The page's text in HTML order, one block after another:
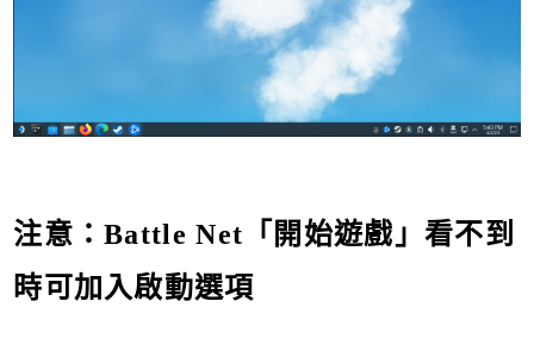
注意：Battle Net「開始遊戲」看不到
時可加入啟動選項